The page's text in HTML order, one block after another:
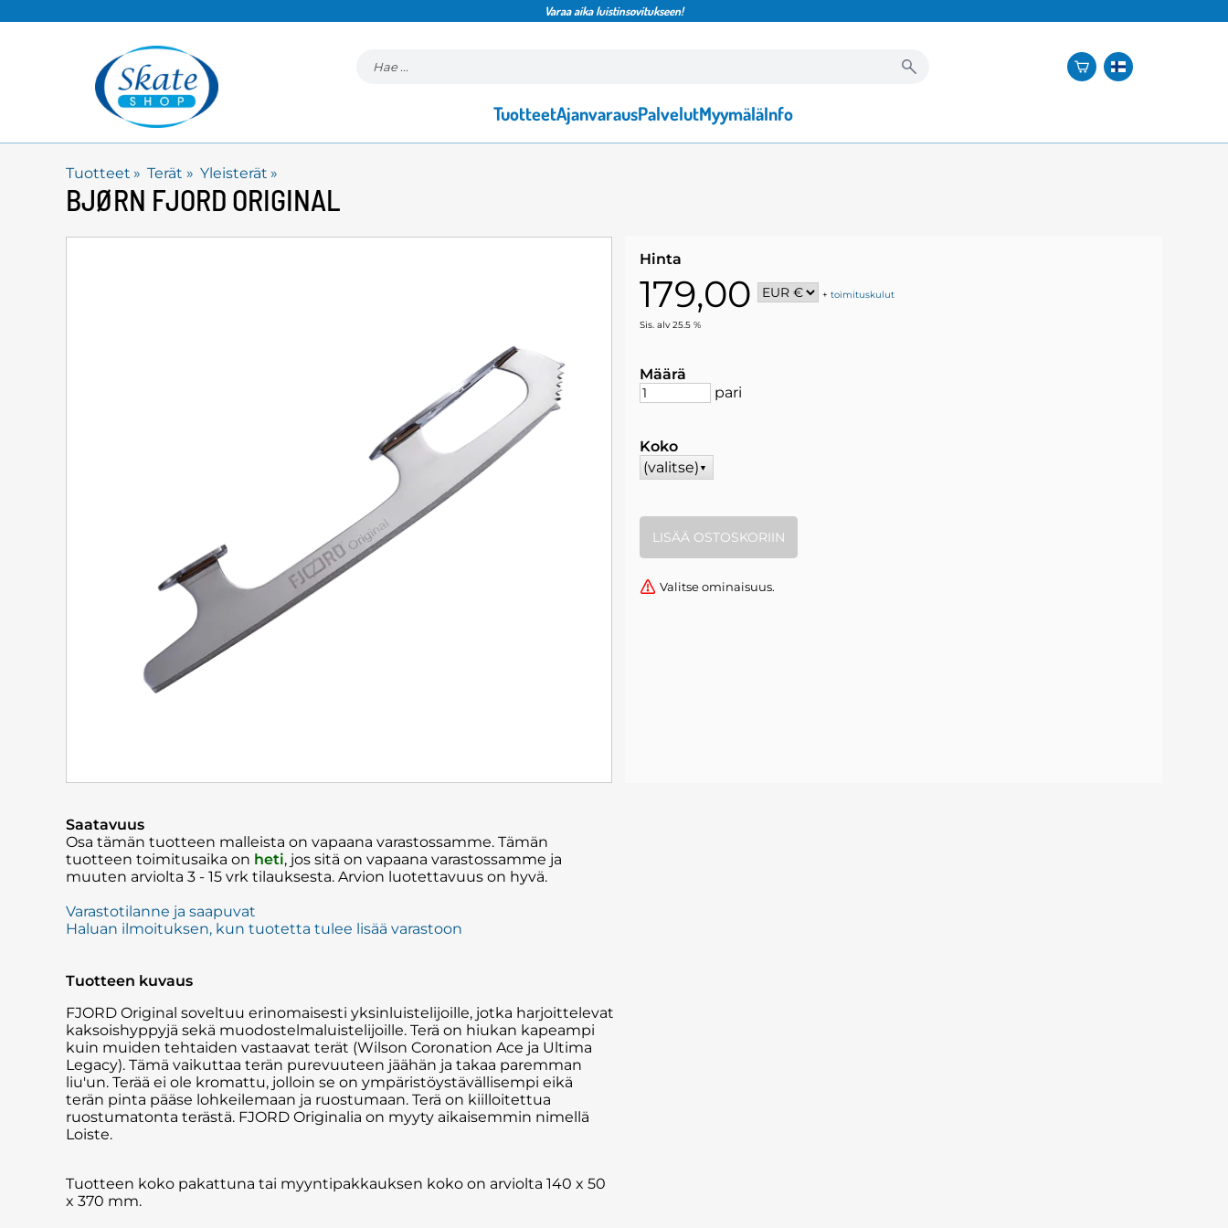
Varaa aika luistinsovitukseen!
TuotteetAjanvarausPalvelutMyymäläInfo
Tuotteet ‪» Terät ‪» Yleisterät ‪»
BJØRN FJORD ORIGINAL
Hinta
179,00 +toimituskulut
Sis. alv 25.5 %
Määrä
pari
Koko
(valitse) ▼
Valitse ominaisuus.
Saatavuus
Osa tämän tuotteen malleista on vapaana varastossamme. Tämän
tuotteen toimitusaika on heti, jos sitä on vapaana varastossamme ja
muuten arviolta 3 - 15 vrk tilauksesta. Arvion luotettavuus on hyvä.
Varastotilanne ja saapuvat
Haluan ilmoituksen, kun tuotetta tulee lisää varastoon
Tuotteen kuvaus
FJORD Original soveltuu erinomaisesti yksinluistelijoille, jotka harjoittelevat
kaksoishyppyjä sekä muodostelmaluistelijoille. Terä on hiukan kapeampi
kuin muiden tehtaiden vastaavat terät (Wilson Coronation Ace ja Ultima
Legacy). Tämä vaikuttaa terän purevuuteen jäähän ja takaa paremman
liu'un. Terää ei ole kromattu, jolloin se on ympäristöystävällisempi eikä
terän pinta pääse lohkeilemaan ja ruostumaan. Terä on kiilloitettua
ruostumatonta terästä. FJORD Originalia on myyty aikaisemmin nimellä
Loiste.
Tuotteen koko pakattuna tai myyntipakkauksen koko on arviolta 140 x 50
x 370 mm.